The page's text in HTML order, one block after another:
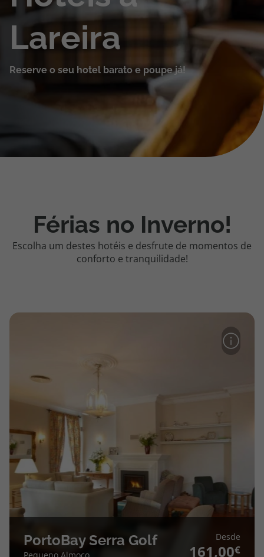
Cruzeiros
Promoções
Especialistas
Cheque Viagem
Rede de Lojas
Área de Cliente
Contactos
Custo de uma chamada para a rede fixa nacional.
Apoio ao cliente no Estrangeiro
218 925 471
Custo de uma chamada para a rede fixa nacional.
A sua agência de viagens Top Atlântico tem a preocupação de estar
sempre mais perto de si, para maior comodidade e total facilidade
na marcação das suas viagens, tem ainda ao seu dispor o nosso call
center a funcionar todos os dias úteis das 10:00 às 20:00 e Sábado
das 10:00 às 14:00.
topatlantico@topatlantico.com
Lareira
Reserve o seu hotel barato e poupe já!
Férias no Inverno!
Escolha um destes hotéis e desfrute de momentos de
conforto e tranquilidade!
PortoBay Serra Golf Desde
161,00